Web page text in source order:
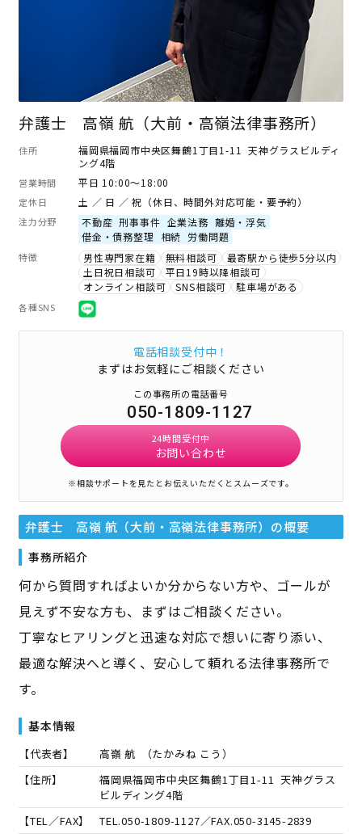
弁護士 高嶺 航（大前・高嶺法律事務所）
住所
福岡県福岡市中央区舞鶴1丁目1-11 天神グラスビルディ
ング4階
営業時間 平日 10:00～18:00
定休日 土 ／ 日 ／ 祝（休日、時間外対応可能・要予約）
注力分野 不動産 刑事事件 企業法務 離婚・浮気
借金・債務整理
相続 労働問題
特徴 男性専門家在籍 無料相談可
最寄駅から徒歩5分以内
土日祝日相談可
平日19時以降相談可
オンライン相談可
SNS相談可 駐車場がある
各種SNS
電話相談受付中！
まずはお気軽にご相談ください
この事務所の電話番号
050-1809-1127
24時間受付中
お問い合わせ
※相談サポートを見たとお伝えいただくとスムーズです。
弁護士 高嶺 航（大前・高嶺法律事務所） の概要
事務所紹介
何から質問すればよいか分からない方や、ゴールが
見えず不安な方も、まずはご相談ください。
丁寧なヒアリングと迅速な対応で想いに寄り添い、
最適な解決へと導く、安心して頼れる法律事務所で
す。
基本情報
【代表者】 高嶺 航 （たかみね こう）
【住所】
福岡県福岡市中央区舞鶴1丁目1-11 天神グラス
ビルディング4階
【TEL／FAX】
TEL.050-1809-1127／FAX.050-3145-2839